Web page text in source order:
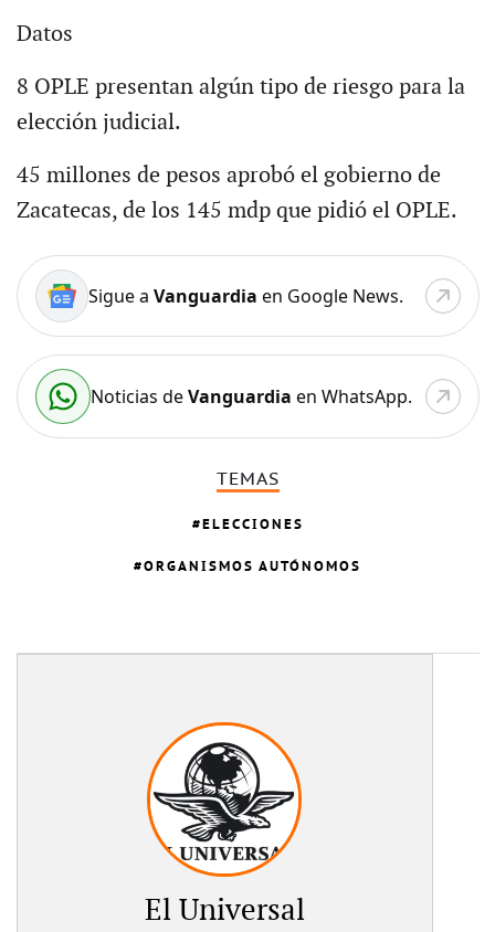
Datos
8 OPLE presentan algún tipo de riesgo para la
elección judicial.
45 millones de pesos aprobó el gobierno de
Zacatecas, de los 145 mdp que pidió el OPLE.
Sigue a Vanguardia en Google News.
Noticias deVanguardia en WhatsApp.
TEMAS
ELECCIONES
ORGANISMOS AUTÓNOMOS
El Universal